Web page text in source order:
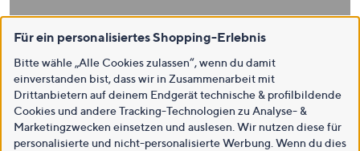
Für ein personalisiertes Shopping-Erlebnis
Bitte wähle „Alle Cookies zulassen“, wenn du damit
einverstanden bist, dass wir in Zusammenarbeit mit
Drittanbietern auf deinem Endgerät technische & profilbildende
Cookies und andere Tracking-Technologien zu Analyse- &
Marketingzwecken einsetzen und auslesen. Wir nutzen diese für
personalisierte und nicht-personalisierte Werbung. Wenn du dies